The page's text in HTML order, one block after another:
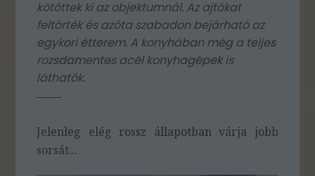
kötöttek ki az objektumnál. Az ajtókat
feltörték és azóta szabadon bejárható az
egykori étterem. A konyhában még a teljes
rozsdamentes acél konyhagépek is
láthatók.
Jelenleg elég rossz állapotban várja jobb
sorsát...